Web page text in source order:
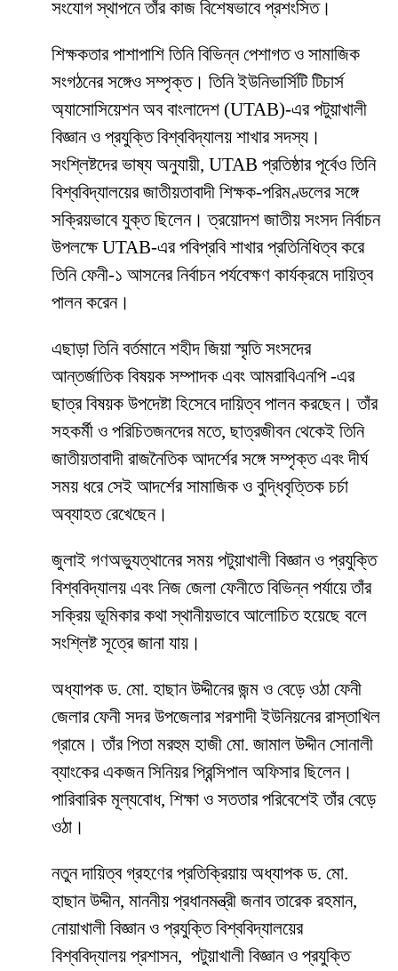
সংযোগ স্থাপনে তাঁর কাজ বিশেষভাবে প্রশংসিত।
শিক্ষকতার পাশাপাশি তিনি বিভিন্ন পেশাগত ও সামাজিক
সংগঠনের সঙ্গেও সম্পৃক্ত। তিনি ইউনিভার্সিটি টিচার্স
অ্যাসোসিয়েশন অব বাংলাদেশ (UTAB)-এর পটুয়াখালী
বিজ্ঞান ও প্রযুক্তি বিশ্ববিদ্যালয় শাখার সদস্য।
সংশ্লিষ্টদের ভাষ্য অনুযায়ী, UTAB প্রতিষ্ঠার পূর্বেও তিনি
বিশ্ববিদ্যালয়ের জাতীয়তাবাদী শিক্ষক-পরিমণ্ডলের সঙ্গে
সক্রিয়ভাবে যুক্ত ছিলেন। ত্রয়োদশ জাতীয় সংসদ নির্বাচন
উপলক্ষে UTAB-এর পবিপ্রবি শাখার প্রতিনিধিত্ব করে
তিনি ফেনী-১ আসনের নির্বাচন পর্যবেক্ষণ কার্যক্রমে দায়িত্ব
পালন করেন।
এছাড়া তিনি বর্তমানে শহীদ জিয়া স্মৃতি সংসদের
আন্তর্জাতিক বিষয়ক সম্পাদক এবং আমরাবিএনপি -এর
ছাত্র বিষয়ক উপদেষ্টা হিসেবে দায়িত্ব পালন করছেন। তাঁর
সহকর্মী ও পরিচিতজনদের মতে, ছাত্রজীবন থেকেই তিনি
জাতীয়তাবাদী রাজনৈতিক আদর্শের সঙ্গে সম্পৃক্ত এবং দীর্ঘ
সময় ধরে সেই আদর্শের সামাজিক ও বুদ্ধিবৃত্তিক চর্চা
অব্যাহত রেখেছেন।
জুলাই গণঅভ্যুত্থানের সময় পটুয়াখালী বিজ্ঞান ও প্রযুক্তি
বিশ্ববিদ্যালয় এবং নিজ জেলা ফেনীতে বিভিন্ন পর্যায়ে তাঁর
সক্রিয় ভূমিকার কথা স্থানীয়ভাবে আলোচিত হয়েছে বলে
সংশ্লিষ্ট সূত্রে জানা যায়।
অধ্যাপক ড. মো. হাছান উদ্দীনের জন্ম ও বেড়ে ওঠা ফেনী
জেলার ফেনী সদর উপজেলার শরশাদী ইউনিয়নের রাস্তাখিল
গ্রামে। তাঁর পিতা মরহুম হাজী মো. জামাল উদ্দীন সোনালী
ব্যাংকের একজন সিনিয়র প্রিন্সিপাল অফিসার ছিলেন।
পারিবারিক মূল্যবোধ, শিক্ষা ও সততার পরিবেশেই তাঁর বেড়ে
ওঠা।
নতুন দায়িত্ব গ্রহণের প্রতিক্রিয়ায় অধ্যাপক ড. মো.
হাছান উদ্দীন, মাননীয় প্রধানমন্ত্রী জনাব তারেক রহমান,
নোয়াখালী বিজ্ঞান ও প্রযুক্তি বিশ্ববিদ্যালয়ের
বিশ্ববিদ্যালয় প্রশাসন, পটুয়াখালী বিজ্ঞান ও প্রযুক্তি